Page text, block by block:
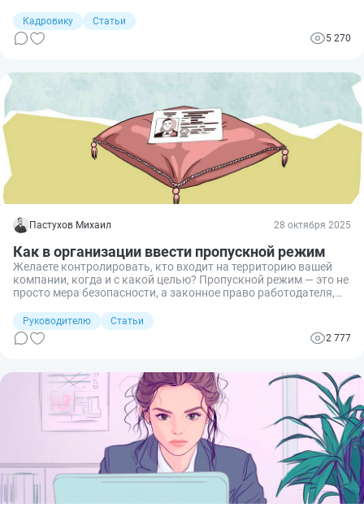
необходимо заключить такое соглашение и как его правильно
составить, чтобы ничего не нарушить.
Кадровику
Статьи
5 270
Пастухов Михаил 28 октября 2025
Как в организации ввести пропускной режим
Желаете контролировать, кто входит на территорию вашей
компании, когда и с какой целью? Пропускной режим — это не
просто мера безопасности, а законное право работодателя,
заключается не только в установлении турникета и найме
охранника. Без грамотного оформления необходимых
документов вы рискуете не только нарушить ТК РФ, но и
Роскомнадзора или даже судебными исками. Разберёмся, как
внедрить пропускной режим так, чтобы он работал на
безопасность бизнеса, а не против него.
Руководителю
Статьи
2 777